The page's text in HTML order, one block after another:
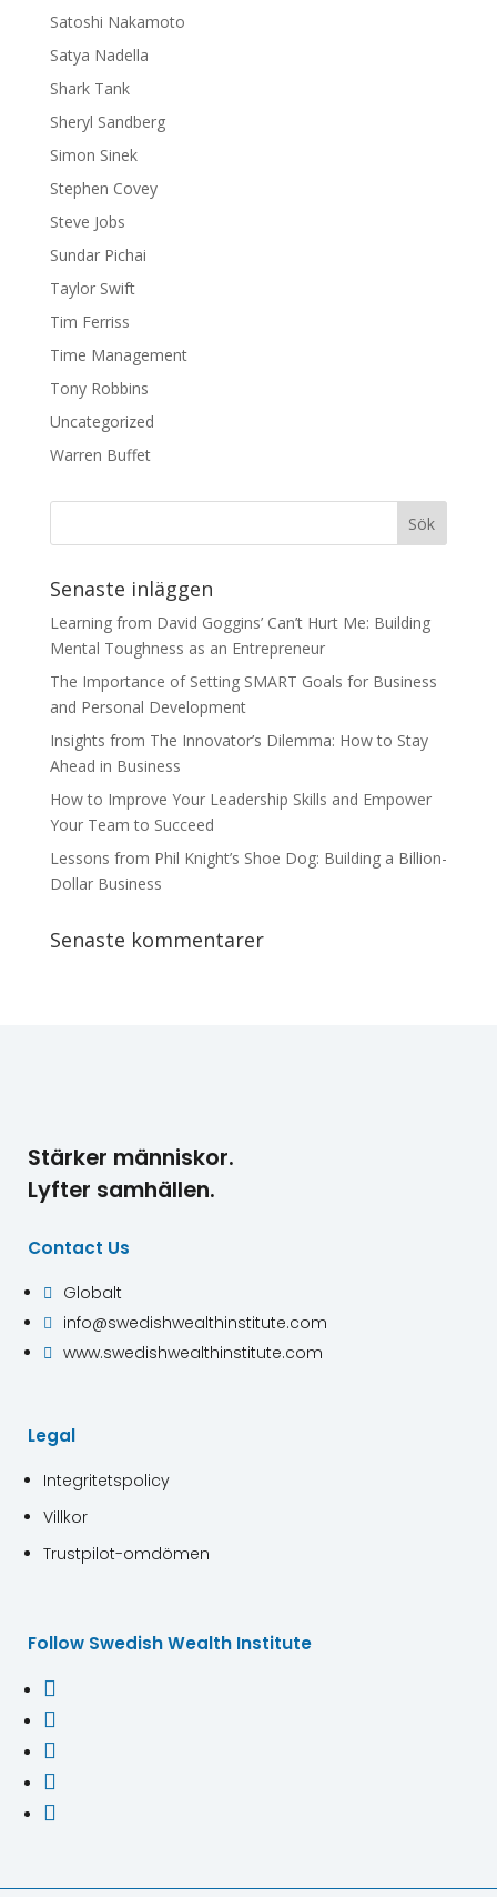
Satoshi Nakamoto
Satya Nadella
Shark Tank
Sheryl Sandberg
Simon Sinek
Stephen Covey
Steve Jobs
Sundar Pichai
Taylor Swift
Tim Ferriss
Time Management
Tony Robbins
Uncategorized
Warren Buffet
Senaste inläggen
Learning from David Goggins’ Can’t Hurt Me: Building
Mental Toughness as an Entrepreneur
The Importance of Setting SMART Goals for Business
and Personal Development
Insights from The Innovator’s Dilemma: How to Stay
Ahead in Business
How to Improve Your Leadership Skills and Empower
Your Team to Succeed
Lessons from Phil Knight’s Shoe Dog: Building a Billion-
Dollar Business
Senaste kommentarer
Stärker människor.
Lyfter samhällen.
Contact Us
 Globalt
 info@swedishwealthinstitute.com
 www.swedishwealthinstitute.com
Legal
Integritetspolicy
Villkor
Trustpilot-omdömen
Follow Swedish Wealth Institute




